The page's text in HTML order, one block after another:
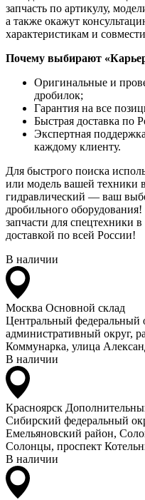
запчасть по артикулу,
а также окажут
характеристикам и
Почему выбирают
Оригинальные и
дробилок;
Гарантия на все
Быстрая доставка по
Экспертная
каждому клиенту.
Для быстрого поиска
или модель вашей техники
гидравлический — ваш
дробильного
запчасти для спецтехники
доставкой по всей России!
В наличии
Москва Основной склад
Центральный федеральный
административный округ,
Коммунарка, улица
В наличии
Красноярск
Сибирский федеральный
Емельяновский район,
Солонцы, проспект
В наличии